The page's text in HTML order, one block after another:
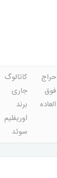
حراج
فوق
العاده
کاتالوگ
جاری
برند
اوریفلیم
سوئد